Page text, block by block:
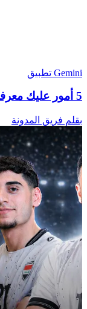
Gemini تطبيق
5 أمور عليك معرفتها في Google I/O 2026
بقلم فريق المدونة